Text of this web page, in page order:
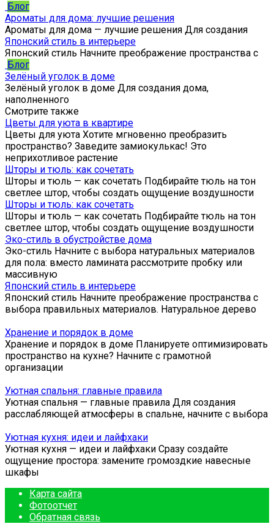
Блог
Ароматы для дома: лучшие решения
Ароматы для дома — лучшие решения Для создания
Японский стиль в интерьере
Японский стиль Начните преображение пространства с
Блог
Зелёный уголок в доме
Зелёный уголок в доме Для создания дома,
наполненного
Смотрите также
Цветы для уюта в квартире
Цветы для уюта Хотите мгновенно преобразить
пространство? Заведите замиокулькас! Это
неприхотливое растение
Шторы и тюль: как сочетать
Шторы и тюль — как сочетать Подбирайте тюль на тон
светлее штор, чтобы создать ощущение воздушности
Шторы и тюль: как сочетать
Шторы и тюль — как сочетать Подбирайте тюль на тон
светлее штор, чтобы создать ощущение воздушности
Эко-стиль в обустройстве дома
Эко-стиль Начните с выбора натуральных материалов
для пола: вместо ламината рассмотрите пробку или
массивную
Японский стиль в интерьере
Японский стиль Начните преображение пространства с
выбора правильных материалов. Натуральное дерево
Хранение и порядок в доме
Хранение и порядок в доме Планируете оптимизировать
пространство на кухне? Начните с грамотной
организации
Уютная спальня: главные правила
Уютная спальня — главные правила Для создания
расслабляющей атмосферы в спальне, начните с выбора
Уютная кухня: идеи и лайфхаки
Уютная кухня — идеи и лайфхаки Сразу создайте
ощущение простора: замените громоздкие навесные
шкафы
Карта сайта
Фотоотчет
Обратная связь